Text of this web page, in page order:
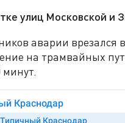
улиц Московской и
аварии врезался
на трамвайных
минут.